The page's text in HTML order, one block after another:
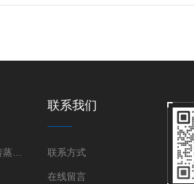
联系我们
联系方式
在线留言